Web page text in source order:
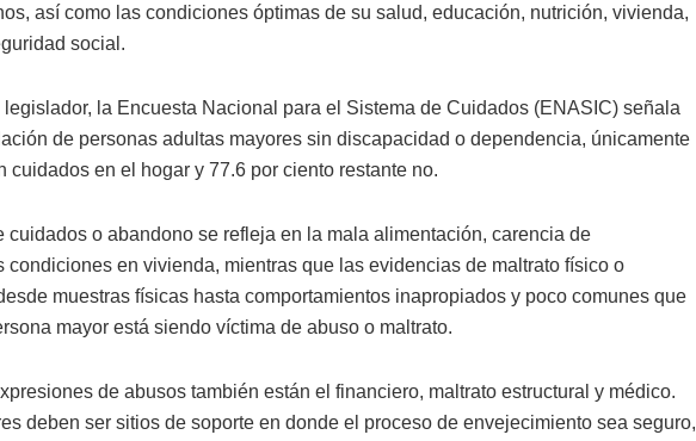
así como las condiciones óptimas de su salud, educación, nutrición, vivienda,
social.
la Encuesta Nacional para el Sistema de Cuidados (ENASIC) señala
de personas adultas mayores sin discapacidad o dependencia, únicamente
cuidados en el hogar y 77.6 por ciento restante no.
cuidados o abandono se refleja en la mala alimentación, carencia de
condiciones en vivienda, mientras que las evidencias de maltrato físico o
muestras físicas hasta comportamientos inapropiados y poco comunes que
mayor está siendo víctima de abuso o maltrato.
de abusos también están el financiero, maltrato estructural y médico.
deben ser sitios de soporte en donde el proceso de envejecimiento sea seguro,